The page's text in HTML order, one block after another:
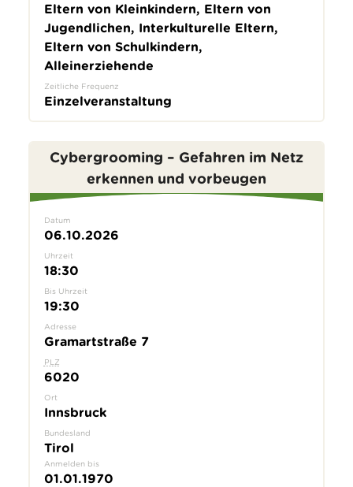
Eltern von Kleinkindern, Eltern von
Jugendlichen, Interkulturelle Eltern,
Eltern von Schulkindern,
Alleinerziehende
Zeitliche Frequenz
Einzelveranstaltung
Cybergrooming – Gefahren im Netz
erkennen und vorbeugen
Datum
06.10.2026
Uhrzeit
18:30
Bis Uhrzeit
19:30
Adresse
Gramartstraße 7
PLZ
6020
Ort
Innsbruck
Bundesland
Tirol
Anmelden bis
01.01.1970